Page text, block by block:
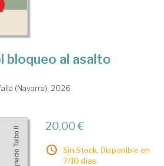
bloqueo al asalto
(Navarra), 2026
20,00 €
Sin Stock. Disponible en
7/10 días.